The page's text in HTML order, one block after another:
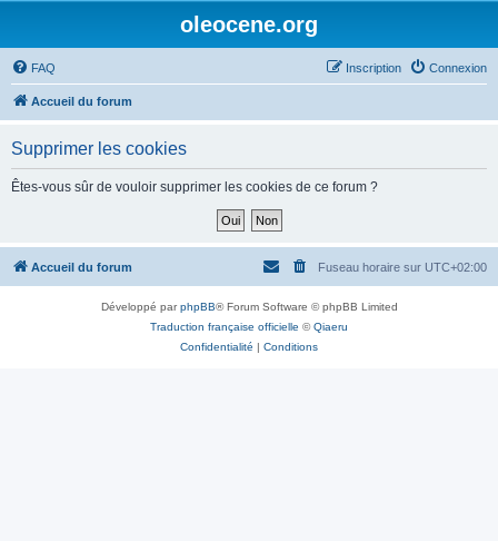
oleocene.org
FAQ Connexion
Inscription
Accueil du forum
Supprimer les cookies
Êtes-vous sûr de vouloir supprimer les cookies de ce forum ?
Accueil du forum Fuseau horaire sur UTC+02:00
Développé parphpBB® Forum Software © phpBB Limited
Traduction française officielle ©Qiaeru
Confidentialité | Conditions